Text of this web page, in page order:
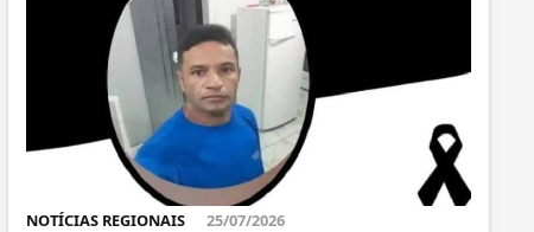
NOTÍCIAS REGIONAIS 25/07/2026